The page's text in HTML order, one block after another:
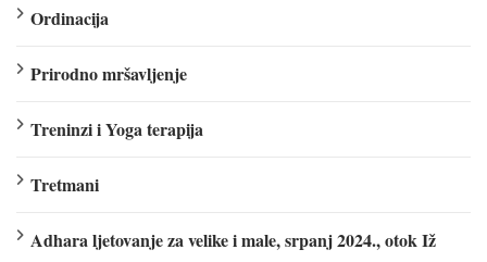
Ordinacija
Prirodno mršavljenje
Treninzi i Yoga terapija
Tretmani
Adhara ljetovanje za velike i male, srpanj 2024., otok Iž